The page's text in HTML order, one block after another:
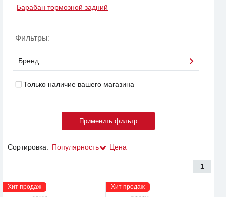
Барабан тормозной задний
Фильтры:
Бренд
Только наличие вашего магазина
Сортировка: Популярность Цена
1
Хит продаж Хит продаж